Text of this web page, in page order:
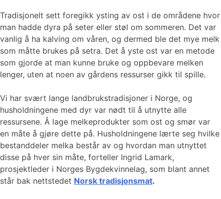
Tradisjonelt sett foregikk ysting av ost i de områdene hvor
man hadde dyra på seter eller støl om sommeren. Det var
vanlig å ha kalving om våren, og dermed ble det mye melk
som måtte brukes på setra. Det å yste ost var en metode
som gjorde at man kunne bruke og oppbevare melken
lenger, uten at noen av gårdens ressurser gikk til spille.
Vi har svært lange landbrukstradisjoner i Norge, og
husholdningene med dyr var nødt til å utnytte alle
ressursene. Å lage melkeprodukter som ost og smør var
en måte å gjøre dette på. Husholdningene lærte seg hvilke
bestanddeler melka består av og hvordan man utnyttet
disse på hver sin måte, forteller Ingrid Lamark,
prosjektleder i Norges Bygdekvinnelag, som blant annet
står bak nettstedet Norsk tradisjonsmat.